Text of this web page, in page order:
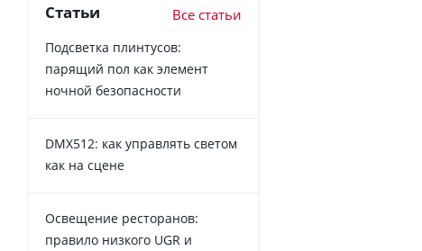
Статьи Все статьи
Подсветка плинтусов:
парящий пол как элемент
ночной безопасности
DMX512: как управлять светом
как на сцене
Освещение ресторанов:
правило низкого UGR и